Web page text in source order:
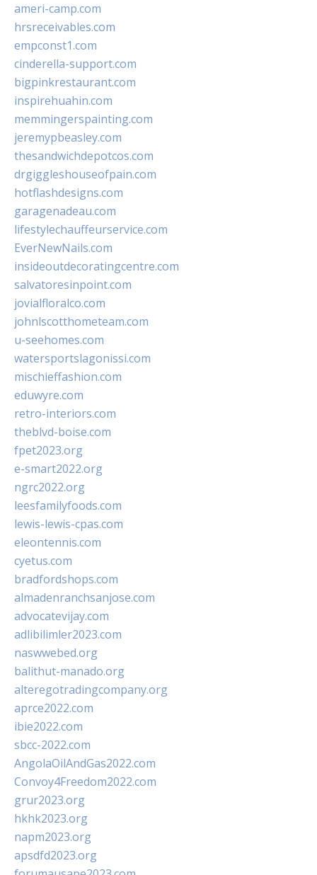
ameri-camp.com
hrsreceivables.com
empconst1.com
cinderella-support.com
bigpinkrestaurant.com
inspirehuahin.com
memmingerspainting.com
jeremypbeasley.com
thesandwichdepotcos.com
drgiggleshouseofpain.com
hotflashdesigns.com
garagenadeau.com
lifestylechauffeurservice.com
EverNewNails.com
insideoutdecoratingcentre.com
salvatoresinpoint.com
jovialfloralco.com
johnlscotthometeam.com
u-seehomes.com
watersportslagonissi.com
mischieffashion.com
eduwyre.com
retro-interiors.com
theblvd-boise.com
fpet2023.org
e-smart2022.org
ngrc2022.org
leesfamilyfoods.com
lewis-lewis-cpas.com
eleontennis.com
cyetus.com
bradfordshops.com
almadenranchsanjose.com
advocatevijay.com
adlibilimler2023.com
naswwebed.org
balithut-manado.org
alteregotradingcompany.org
aprce2022.com
ibie2022.com
sbcc-2022.com
AngolaOilAndGas2022.com
Convoy4Freedom2022.com
grur2023.org
hkhk2023.org
napm2023.org
apsdfd2023.org